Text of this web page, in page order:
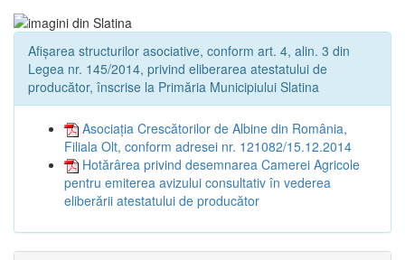
Afișarea structurilor asociative, conform art. 4, alin. 3 din
Legea nr. 145/2014, privind eliberarea atestatului de
producător, înscrise la Primăria Municipiului Slatina
Asociația Crescătorilor de Albine din România,
Filiala Olt, conform adresei nr. 121082/15.12.2014
Hotărârea privind desemnarea Camerei Agricole
pentru emiterea avizului consultativ în vederea
eliberării atestatului de producător